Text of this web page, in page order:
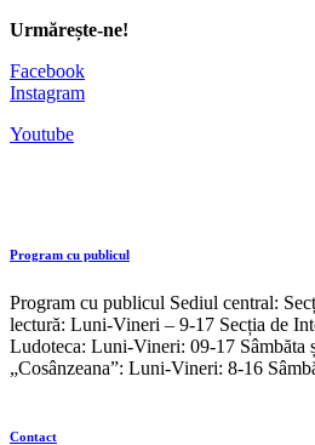
Urmărește-ne!
Facebook
Instagram
Youtube
Program cu publicul
Program cu publicul Sediul central:
lectură: Luni-Vineri – 9-17 Secția de
Ludoteca: Luni-Vineri: 09-17 Sâmbăta
„Cosânzeana”: Luni-Vineri: 8-16
Contact